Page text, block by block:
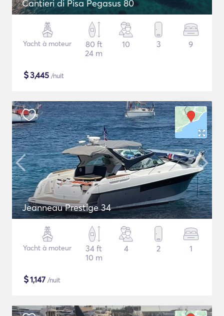
Cantieri di Pisa Pegasus 80
Yacht à moteur
80 ft
24 m
10 3 9
$3,445 /nuit
Jeanneau Prestige 34
Yacht à moteur
34 ft
10 m
4 2 1
$1,147 /nuit